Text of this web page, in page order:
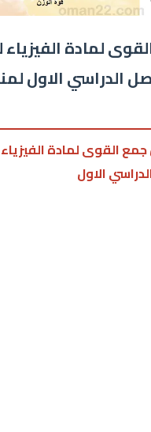
لمادة
الدراسي الاول
القوى لمادة
الاول